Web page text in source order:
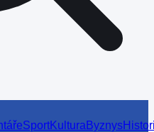
SportKultura Byznys